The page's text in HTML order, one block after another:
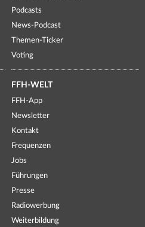
Podcasts
News-Podcast
Themen-Ticker
Voting
FFH-WELT
FFH-App
Newsletter
Kontakt
Frequenzen
Jobs
Führungen
Presse
Radiowerbung
Weiterbildung